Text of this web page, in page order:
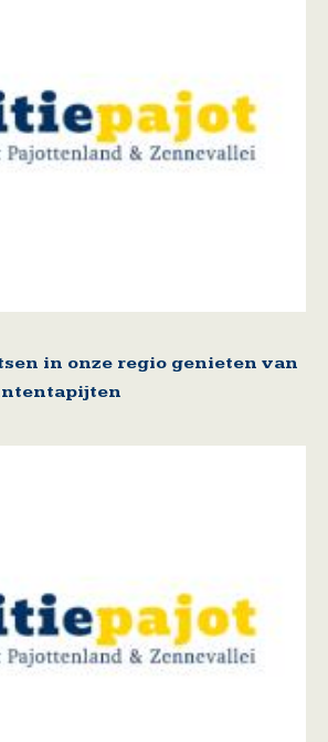
in onze regio genieten van